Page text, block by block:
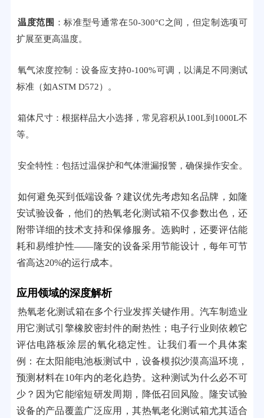
温度范围
：标准型号通常在50-300°C之间，但定制选项可
扩展至更高温度。
氧气浓度控制：设备应支持0-100%可调，以满足不同测试
标准（如ASTM D572）。
箱体尺寸：根据样品大小选择，常见容积从100L到1000L不
等。
安全特性：包括过温保护和气体泄漏报警，确保操作安全。
如何避免买到低端设备？建议优先考虑知名品牌，如隆
安试验设备，他们的热氧老化测试箱不仅参数出色，还
附带详细的技术支持和保修服务。选购时，还要评估能
耗和易维护性——隆安的设备采用节能设计，每年可节
省高达20%的运行成本。
应用领域的深度解析
热氧老化测试箱在多个行业发挥关键作用。汽车制造业
用它测试引擎橡胶密封件的耐热性；电子行业则依赖它
评估电路板涂层的氧化稳定性。让我们看一个具体案
例：在太阳能电池板测试中，设备模拟沙漠高温环境，
预测材料在10年内的老化趋势。这种测试为什么必不可
少？因为它能缩短研发周期，降低召回风险。隆安试验
设备的产品覆盖广泛应用，其热氧老化测试箱尤其适合